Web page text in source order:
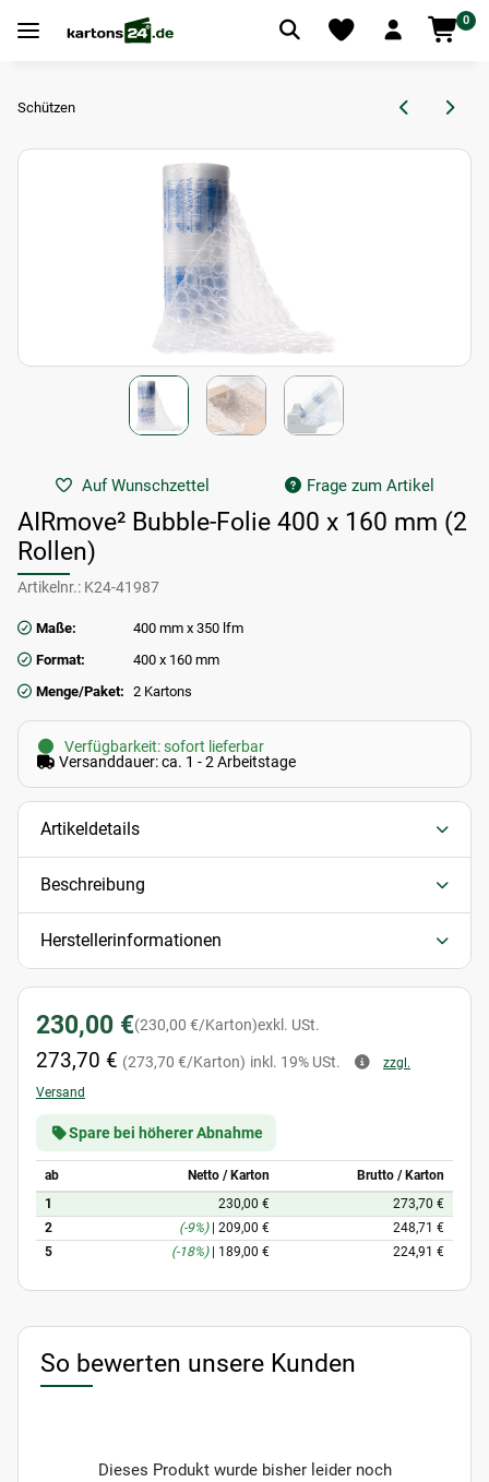
0
Schützen
Auf Wunschzettel Frage zum Artikel
AIRmove² Bubble-Folie 400 x 160 mm (2
Rollen)
Artikelnr.: K24-41987
Maße:
400 mm x 350 lfm
Format:
400 x 160 mm
Menge/Paket: 2 Kartons
Verfügbarkeit: sofort lieferbar
Versanddauer: ca. 1 - 2 Arbeitstage
Artikeldetails
Beschreibung
Herstellerinformationen
230,00 €(230,00 €/Karton)exkl. USt.
273,70 € (273,70 €/Karton) inkl. 19% USt.
zzgl.
Versand
Spare bei höherer Abnahme
ab Netto / Karton
Brutto / Karton
1
230,00 €
273,70 €
2
(-9%) 209,00 €
248,71 €
5
(-18%) 189,00 € 224,91 €
So bewerten unsere Kunden
Dieses Produkt wurde bisher leider noch